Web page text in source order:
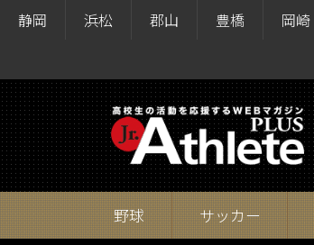
静岡 浜松 郡山 豊橋 岡崎
野球 サッカー